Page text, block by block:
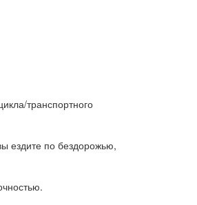
транспортного
ездите по бездорожью,